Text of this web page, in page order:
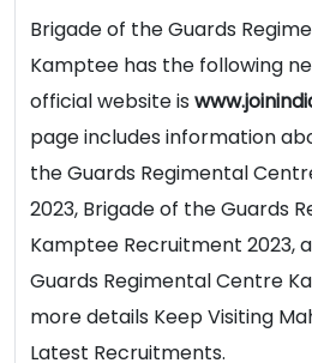
Brigade of the Guards
Kamptee has the following
official website is
page includes information
the Guards Regimental
2023, Brigade of the Guards
Kamptee Recruitment 2023,
Guards Regimental Centre
more details Keep Visiting
Latest Recruitments.